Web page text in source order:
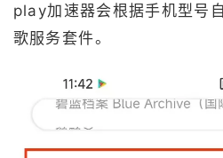
play加速器会根据手机型号
歌服务套件。